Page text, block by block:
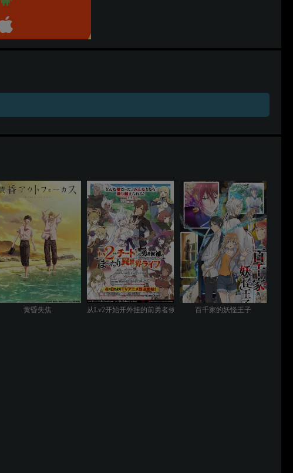
黄昏失焦 从Lv2开始开外挂的前勇者候补过着悠哉异世界生活
百千家的妖怪王子